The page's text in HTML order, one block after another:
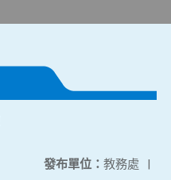
發布單位： 教務處 |